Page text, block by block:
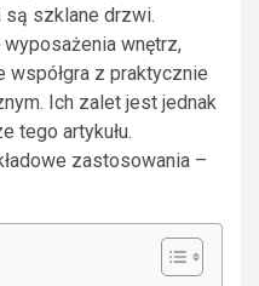
są szklane drzwi.
wnętrz,
współgra z praktycznie
Ich zalet jest jednak
tego artykułu.
zastosowania –